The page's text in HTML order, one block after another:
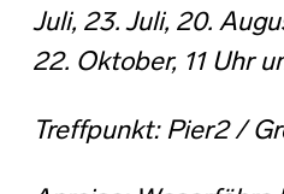
Juli, 23. Juli, 20.
22. Oktober, 11 Uhr
Treffpunkt: Pier2 /